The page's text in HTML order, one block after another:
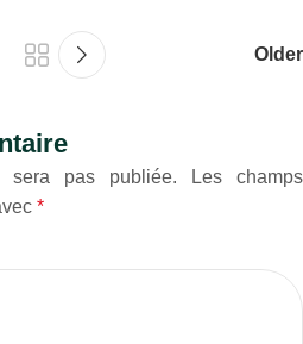
Older
sera pas publiée.
Les champs
*